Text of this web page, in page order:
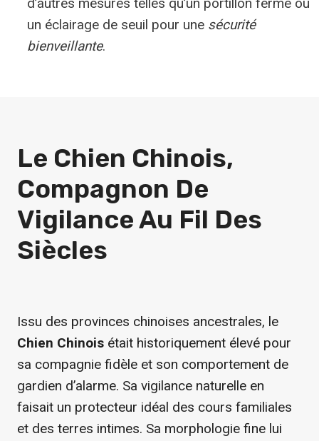
d’autres mesures telles qu’un portillon fermé ou
un éclairage de seuil pour une sécurité
bienveillante.
Le Chien Chinois,
Compagnon De
Vigilance Au Fil Des
Siècles
Issu des provinces chinoises ancestrales, le
Chien Chinois était historiquement élevé pour
sa compagnie fidèle et son comportement de
gardien d’alarme. Sa vigilance naturelle en
faisait un protecteur idéal des cours familiales
et des terres intimes. Sa morphologie fine lui